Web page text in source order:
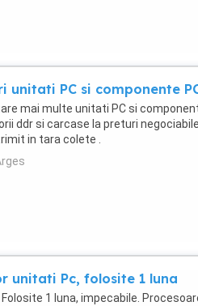
unitati PC si componente
mai multe unitati PC si
ddr si carcase la preturi
in tara colete .
unitati Pc, folosite 1 luna
1 luna, impecabile.